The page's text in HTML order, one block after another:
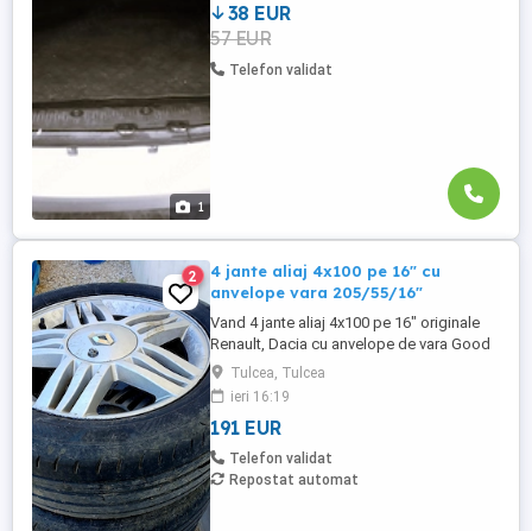
1
38 EUR
57 EUR
Telefon validat
2
4 jante aliaj 4x100 pe 16" cu
anvelope vara 205/55/16"
Vand 4 jante aliaj 4x100 pe 16" originale
Renault, Dacia cu anvelope de vara Good
Year 205/55/16" cu pretul de 1000 lei. Se
pot achizitiona doar din Tulcea, NU se pot
trimite prin curier.
Tulcea, Tulcea
ieri 16:19
191 EUR
Telefon validat
Repostat automat